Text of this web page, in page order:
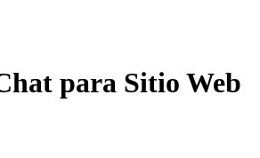
para Sitio Web